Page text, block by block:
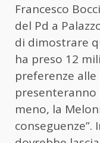
Francesco
del Pd a
di dimostrare
ha preso 12
preferenze
presenteranno
meno, la